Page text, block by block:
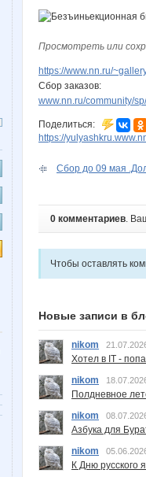
Просмотреть или
https://www.nn.ru/
Сбор заказов:
www.nn.ru/community/
Поделиться:
https://
Сбор до 09 мая
0 комментариев.
Чтобы оставлять
Новые записи в
nikom
Хотел в IT -
nikom
Полдневное
nikom
Азбука для
nikom
К Дню русского